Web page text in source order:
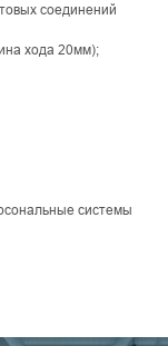
соединений
хода 20мм);
системы